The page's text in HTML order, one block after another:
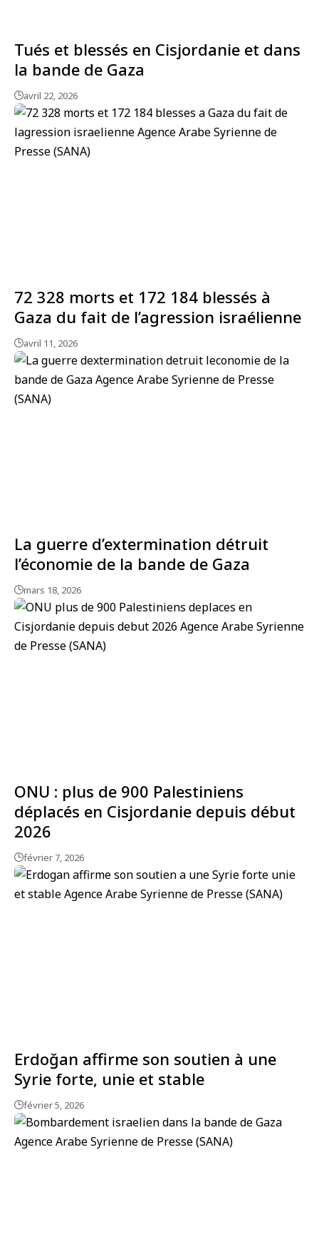
Tués et blessés en Cisjordanie et dans
la bande de Gaza
avril 22, 2026
72 328 morts et 172 184 blessés à
Gaza du fait de l’agression israélienne
avril 11, 2026
La guerre d’extermination détruit
l’économie de la bande de Gaza
mars 18, 2026
ONU : plus de 900 Palestiniens
déplacés en Cisjordanie depuis début
2026
février 7, 2026
Erdoğan affirme son soutien à une
Syrie forte, unie et stable
février 5, 2026